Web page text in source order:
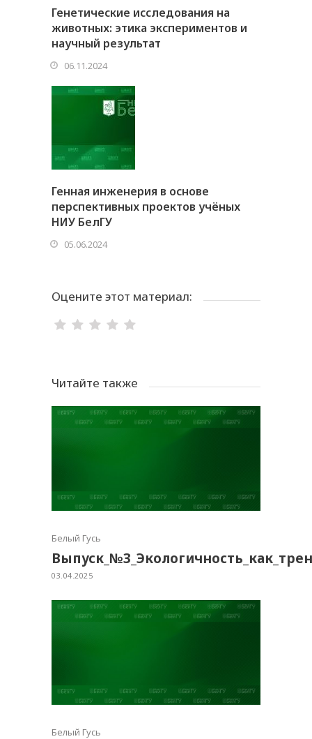
Генетические исследования на
животных: этика экспериментов и
научный результат
06.11.2024
Генная инженерия в основе
перспективных проектов учёных
НИУ БелГУ
05.06.2024
Оцените этот материал:
Читайте также
Белый Гусь
03.04.2025
Белый Гусь